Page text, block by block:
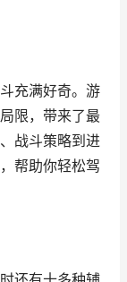
充满好奇。游
限，带来了最
战斗策略到进
帮助你轻松驾